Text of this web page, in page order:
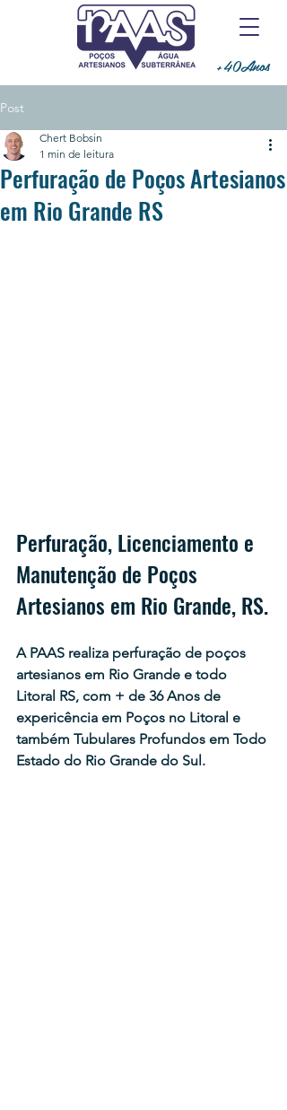
+40Anos
Post
Perfuração de Poços Artesianos
em Rio Grande RS
Chert Bobsin
1 min de leitura
Perfuração, Licenciamento e
Manutenção de Poços
Artesianos em Rio Grande, RS.
A PAAS realiza perfuração de poços
artesianos em Rio Grande e todo
Litoral RS, com + de 36 Anos de
expericência em Poços no Litoral e
também Tubulares Profundos em Todo
Estado do Rio Grande do Sul.